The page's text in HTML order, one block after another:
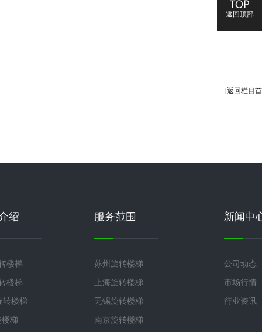
[返回栏目
绍
楼梯
楼梯
转楼梯
梯
服务范围
苏州旋转楼梯
上海旋转楼梯
无锡旋转楼梯
南京旋转楼梯
新闻中
公司动态
市场行情
行业资讯
返回顶部